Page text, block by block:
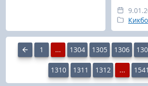
1 ... 1304 1305 1306
1310 1311 1312 ... 1541